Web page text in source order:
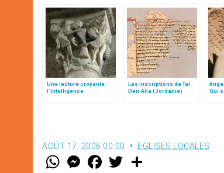
Une lecture croyante :
l’intelligence
Les inscriptions de Tal
Deir Alla (Jordanie)
Qui
AOÛT 17, 2006 00:00 EGLISES LOCALES
W M
e
F
a w